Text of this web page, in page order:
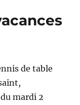
de table
mardi 2